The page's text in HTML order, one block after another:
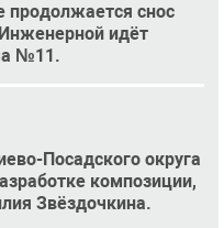
продолжается снос
идёт
№11.
Посадского округа
композиции,
Звёздочкина.